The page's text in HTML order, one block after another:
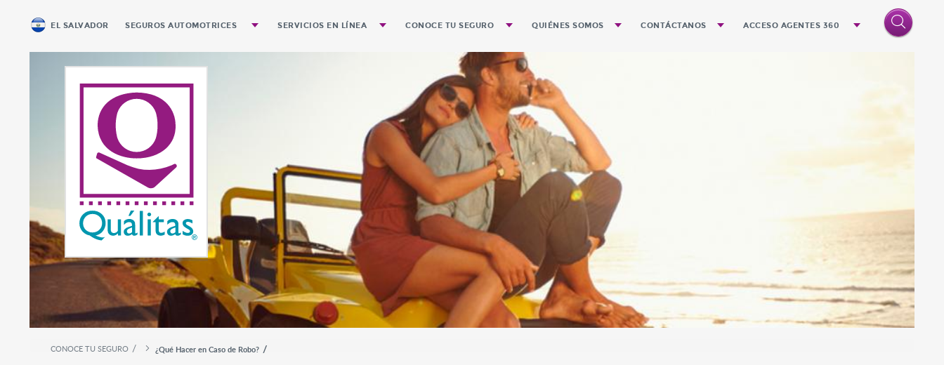
EL SALVADOR SEGUROS AUTOMOTRICES
Pickups de Carga
Equipo Pesado
Servicio Público de Pasajeros
Motocicletas
Renta Diaria
Seguro Automotriz
SERVICIOS EN LÍNEA CONOCE TU SEGURO
Preguntas Frecuentes
Guía para el Trámite de Pagos
Guía para evitar Accidentes
QUIÉNES SOMOS
Historia
Misión
Visión de Quálitas en el futuro próximo
Identidad
Valores que integran la cultura Quálitas
Segmentos que atendemos
Cobertura Geográfica
Nuestra Expansión
CONTÁCTANOS ACCESO AGENTES 360
CONOCE TU SEGURO ¿Qué Hacer en Caso de Robo?